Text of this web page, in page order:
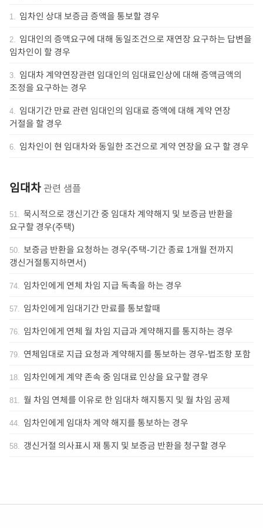
1. 임차인 상대 보증금 증액을 통보할 경우
2. 임대인의 증액요구에 대해 동일조건으로 재연장 요구하는 답변을
임차인이 할 경우
3. 임대차 계약연장관련 임대인의 임대료인상에 대해 증액금액의
조정을 요구하는 경우
4. 임대기간 만료 관련 임대인의 임대료 증액에 대해 계약 연장
거절을 할 경우
6. 임차인이 현 임대차와 동일한 조건으로 계약 연장을 요구 할 경우
임대차 관련 샘플
51. 묵시적으로 갱신기간 중 임대차 계약해지 및 보증금 반환을
요구할 경우(주택)
50. 보증금 반환을 요청하는 경우(주택-기간 종료 1개월 전까지
갱신거절통지하면서)
74. 임차인에게 연체 차임 지급 독촉을 하는 경우
57. 임차인에게 임대기간 만료를 통보할때
76. 임차인에게 연체 월 차임 지급과 계약해지를 통지하는 경우
79. 연체임대로 지급 요청과 계약해지를 통보하는 경우-법조항 포함
18. 임차인에게 계약 존속 중 임대료 인상을 요구할 경우
81. 월 차임 연체를 이유로 한 임대차 해지통지 및 월 차임 공제
44. 임차인에게 임대차 계약 해지를 통보하는 경우
58. 갱신거절 의사표시 재 통지 및 보증금 반환을 청구할 경우